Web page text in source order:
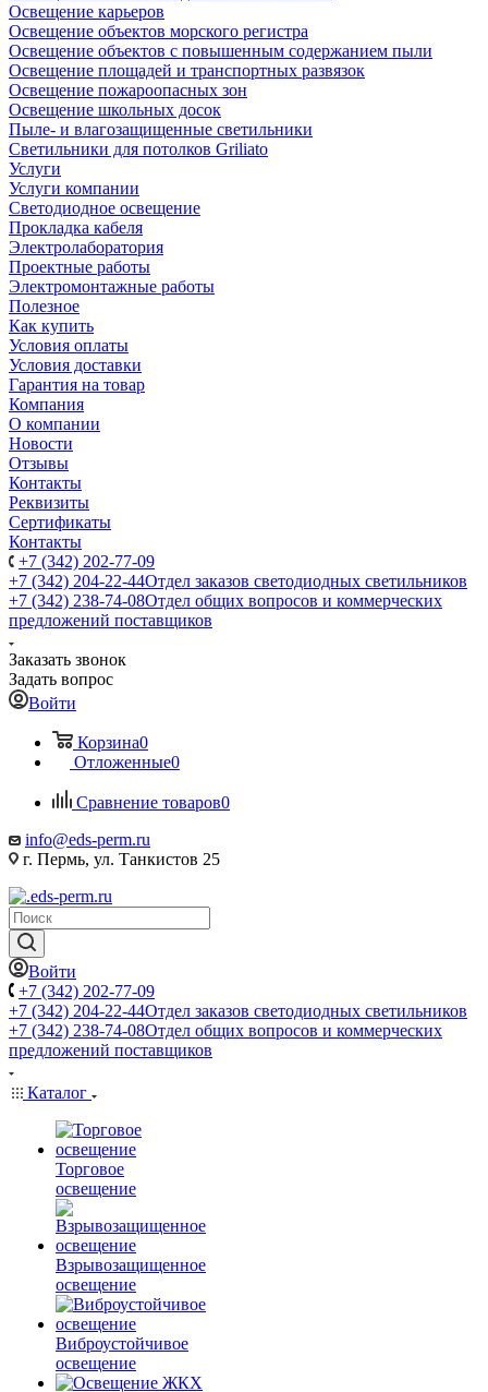
Освещение карьеров
Освещение объектов морского регистра
Освещение объектов с повышенным содержанием пыли
Освещение площадей и транспортных развязок
Освещение пожароопасных зон
Освещение школьных досок
Пыле- и влагозащищенные светильники
Светильники для потолков Griliato
Услуги
Услуги компании
Светодиодное освещение
Прокладка кабеля
Электролаборатория
Проектные работы
Электромонтажные работы
Полезное
Как купить
Условия оплаты
Условия доставки
Гарантия на товар
Компания
О компании
Новости
Отзывы
Контакты
Реквизиты
Сертификаты
Контакты
+7 (342) 202-77-09
+7 (342) 204-22-44Отдел заказов светодиодных светильников
+7 (342) 238-74-08Отдел общих вопросов и коммерческих
предложений поставщиков
Заказать звонок
Задать вопрос
Войти
Корзина0
Отложенные0
Сравнение товаров0
info@eds-perm.ru
г. Пермь, ул. Танкистов 25
Войти
+7 (342) 202-77-09
+7 (342) 204-22-44Отдел заказов светодиодных светильников
+7 (342) 238-74-08Отдел общих вопросов и коммерческих
предложений поставщиков
Каталог
Торговое
освещение
Взрывозащищенное
освещение
Виброустойчивое
освещение